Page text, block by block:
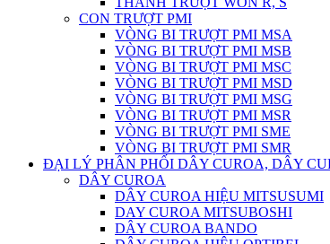
CON TRƯỢT PMI
VÒNG BI TRƯỢT PMI MSA
VÒNG BI TRƯỢT PMI MSB
VÒNG BI TRƯỢT PMI MSC
VÒNG BI TRƯỢT PMI MSD
VÒNG BI TRƯỢT PMI MSG
VÒNG BI TRƯỢT PMI MSR
VÒNG BI TRƯỢT PMI SME
VÒNG BI TRƯỢT PMI SMR
ĐẠI LÝ PHÂN PHỐI DÂY CUROA, DÂY
DÂY CUROA
DÂY CUROA HIỆU MITSUSUMI
DAY CUROA MITSUBOSHI
DÂY CUROA BANDO